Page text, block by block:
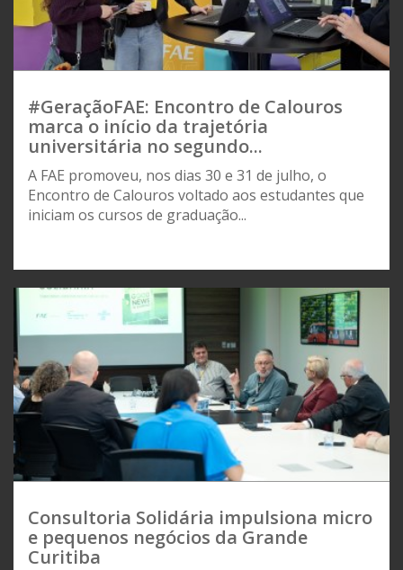
#GeraçãoFAE: Encontro de Calouros
marca o início da trajetória
universitária no segundo...
A FAE promoveu, nos dias 30 e 31 de julho, o
Encontro de Calouros voltado aos estudantes que
iniciam os cursos de graduação...
Consultoria Solidária impulsiona micro
e pequenos negócios da Grande
Curitiba